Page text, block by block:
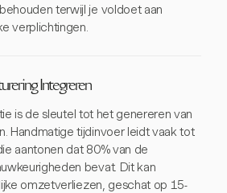
terwijl je voldoet aan
verplichtingen.
Integreren
is de sleutel tot het genereren van
Handmatige tijdinvoer leidt vaak tot
aantonen dat 80% van de
bevat. Dit kan
omzetverliezen, geschat op 15-